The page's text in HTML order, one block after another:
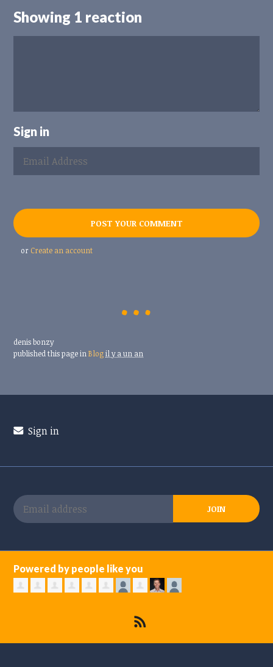
Showing 1 reaction
Sign in
or Create an account
denis bonzy
published this page inBlog il y a un an
Sign in
Powered by people like you